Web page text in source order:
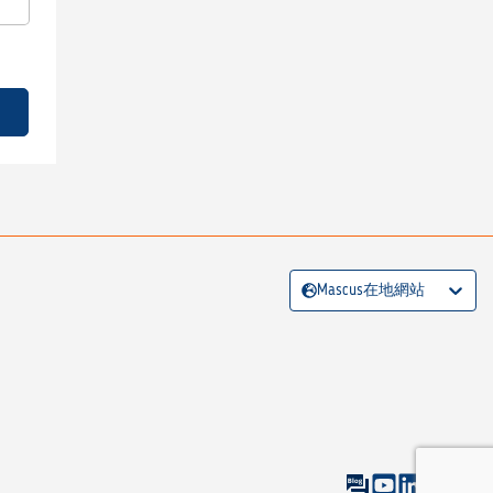
Mascus在地網站